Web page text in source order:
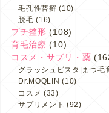
毛孔性苔癬 (10)
脱毛 (16)
プチ整形 (108)
育毛治療 (10)
コスメ・サプリ・薬
グラッシュビスタ|まつ毛
Dr.MOQLIN (10)
コスメ (33)
サプリメント (92)